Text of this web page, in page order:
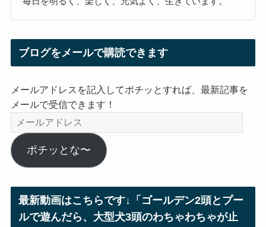
ブログをメールで購読できます
メールアドレスを記入してポチッとすれば、最新記事を
メールで受信できます！
メ
ー
ル
ア
ス
ポチッとな〜
最新動画はこちらです↓「ゴールデン2頭とプー
ルで遊んだら、大型犬3頭のわちゃわちゃが止